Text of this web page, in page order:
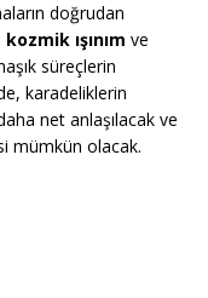
doğrudan
kozmik ışınım ve
süreçlerin
karadeliklerin
net anlaşılacak ve
mümkün olacak.